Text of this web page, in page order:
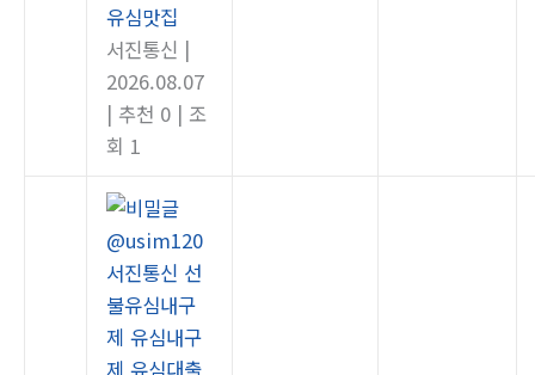
유심맛집
서진통신 |
2026.08.07
| 추천 0 | 조
회 1
@usim120
서진통신 선
불유심내구
제 유심내구
제 유심대출